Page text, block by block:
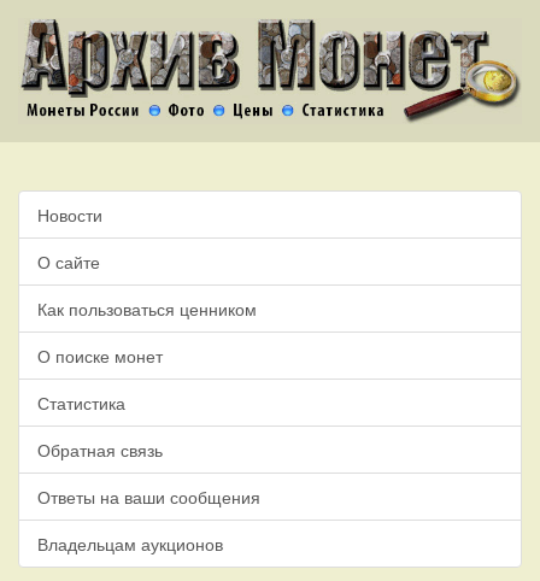
Новости
О сайте
Как пользоваться ценником
О поиске монет
Статистика
Обратная связь
Ответы на ваши сообщения
Владельцам аукционов